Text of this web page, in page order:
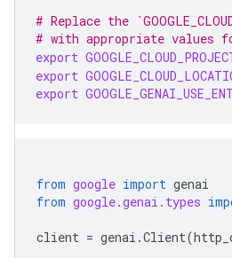
# Replace the
# with appropriate values
export
export
export
from google import genai
from google.genai.types
client = genai .Client(